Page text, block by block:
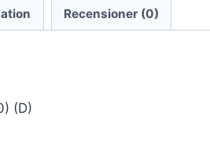
Recensioner (0)
(D)